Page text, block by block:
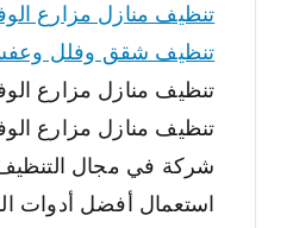
تنظيف شقق وفلل
تنظيف منازل مزارع
تنظيف منازل مزارع
شركة في مجال
استعمال أفضل أدوات